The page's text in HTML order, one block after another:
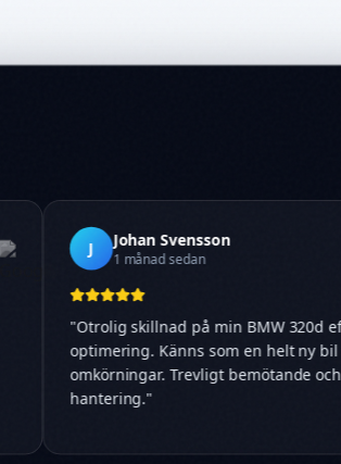
J Johan Svensson
1 månad sedan
"Otrolig skillnad på min BMW
optimering. Känns som en helt ny
omkörningar. Trevligt bemötande
hantering.